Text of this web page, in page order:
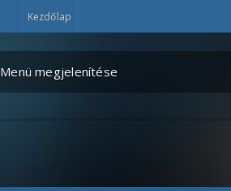
Kezdőlap
Menü megjelenítése